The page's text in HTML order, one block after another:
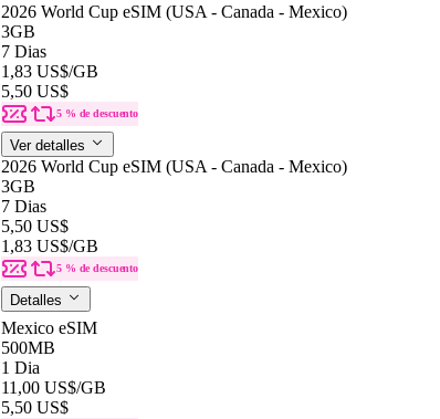
2026 World Cup eSIM (USA - Canada - Mexico)
3GB
7 Dias
1,83 US$/GB
5,50 US$
5 % de descuento
Ver detalles
2026 World Cup eSIM (USA - Canada - Mexico)
3GB
7 Dias
5,50 US$
1,83 US$/GB
5 % de descuento
Detalles
Mexico eSIM
500MB
1 Dia
11,00 US$/GB
5,50 US$